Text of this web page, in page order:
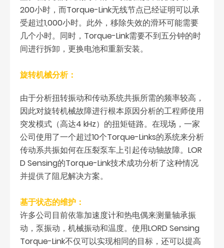
200小时，而Torque-Link无线节点已经证明可以承
受超过1,000小时。此外，移除失效的滑环可能需要
几个小时。同时，Torque-Link需要不到五分钟的时
间进行拆卸，更换电池和重新安装。
旋转机械分析：
由于分析扭转振动和传动系统共振所需的频率较高，
因此对旋转机械故障进行根本原因分析的工程师使用
突发模式（高达4 kHz）的扭矩链路。在现场，一家
公司使用了一个超过10个Torque-Links的系统来分析
传动系共振如何在压裂泵车上引起传动轴故障。LOR
D Sensing的Torque-Link技术成功分析了这种情况
并提供了阻尼解决方案。
基于状态的维护：
许多公司目前依靠加速度计和热电偶来测量轴承振
动，泵振动，机械振动和温度。使用LORD Sensing
Torque-Link不仅可以实现相同的目标，还可以提高